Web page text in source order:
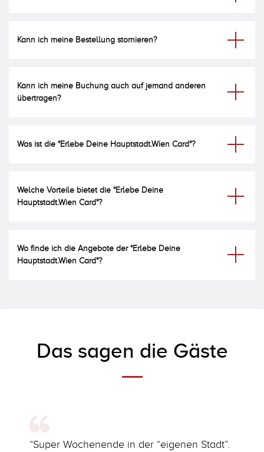
Kann ich meine Bestellung stornieren?
Kann ich meine Buchung auch auf jemand anderen
übertragen?
Was ist die "Erlebe Deine Hauptstadt.Wien Card"?
Welche Vorteile bietet die "Erlebe Deine
Hauptstadt.Wien Card"?
Wo finde ich die Angebote der "Erlebe Deine
Hauptstadt.Wien Card"?
Das sagen die Gäste
“Super Wochenende in der “eigenen Stadt”.